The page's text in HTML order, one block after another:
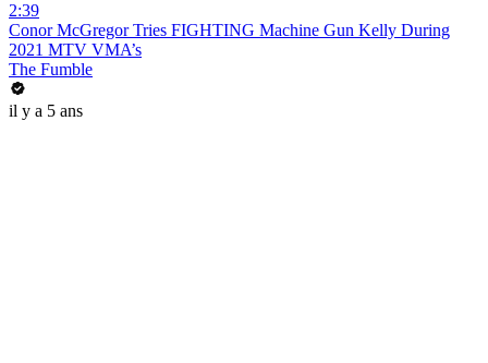
2:39
Conor McGregor Tries FIGHTING Machine Gun Kelly During
2021 MTV VMA’s
The Fumble
il y a 5 ans